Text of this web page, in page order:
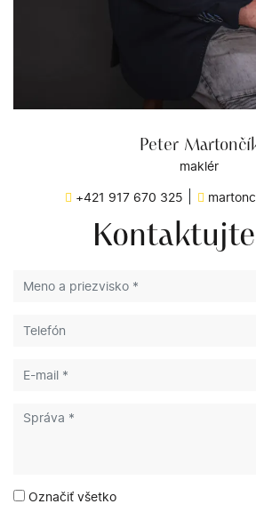
Peter
maklér
+421 917 670 325
Označiť všetko